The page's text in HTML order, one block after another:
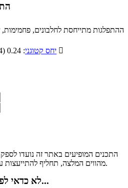
ההתפלגות מתייחסת לחלבונים, פחמימות,
יחס קטוגני 
התכנים המופיעים באתר זה נועדו
מהווים המלצה, תחליף להתייעצות עם מומחה או קבלת ייעוץ רפואי.
לא כדאי לפספס...